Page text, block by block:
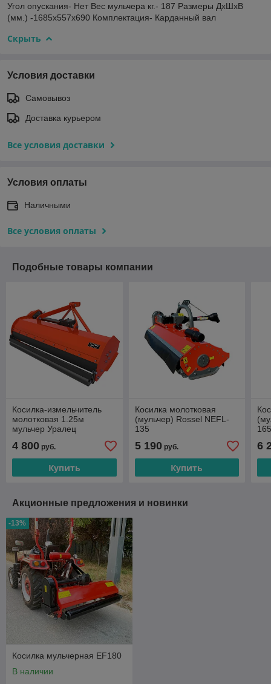
Угол опускания- Нет Вес мульчера кг.- 187 Размеры ДхШхВ
(мм.) -1685х557х690 Комплектация- Карданный вал
Скрыть
Условия доставки
Самовывоз
Доставка курьером
Все условия доставки
Условия оплаты
Наличными
Все условия оплаты
Подобные товары компании
Косилка-измельчитель
молотковая 1.25м
мульчер Уралец
4 800 руб.
Купить
Косилка молотковая
(мульчер) Rossel NEFL-
135
5 190руб.
Купить
6
Акционные предложения и новинки
-13%
Косилка мульчерная EF180
В наличии